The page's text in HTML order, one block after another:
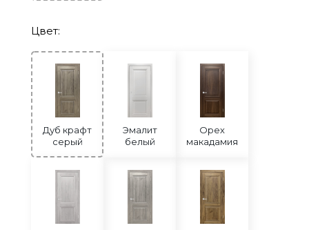
Цвет:
Дуб крафт
серый
Эмалит
белый
Орех
макадамия